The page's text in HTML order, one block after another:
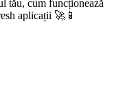
tău, cum funcționează
aplicații 🚀📱